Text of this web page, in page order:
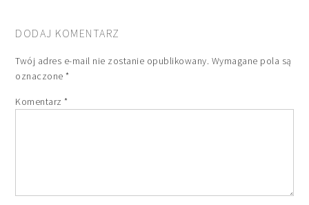
DODAJ KOMENTARZ
Twój adres e-mail nie zostanie opublikowany. Wymagane pola są
oznaczone*
Komentarz*